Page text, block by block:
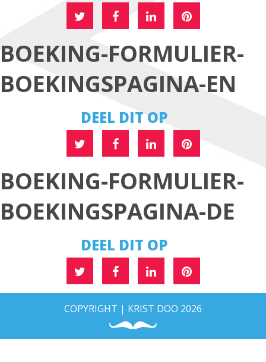
BOEKING-FORMULIER-
BOEKINGSPAGINA-EN
DEEL DIT OP
BOEKING-FORMULIER-
BOEKINGSPAGINA-DE
DEEL DIT OP
COPYRIGHT | KRIST DOO 2026